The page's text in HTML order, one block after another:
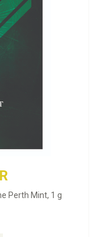
Perth Mint, 1 g